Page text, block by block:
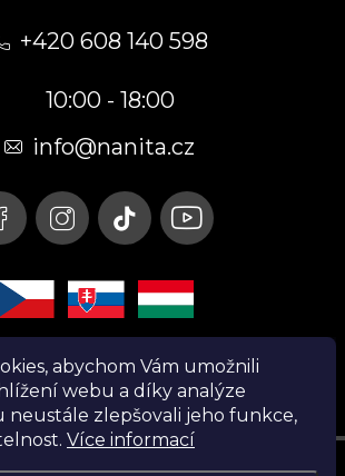
abychom Vám umožnili
webu a díky analýze
neustále zlepšovali jeho funkce,
Více informací
+420 608 140 598
10:00 - 18:00
info@nanita.cz